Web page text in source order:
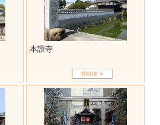
本證寺
more »